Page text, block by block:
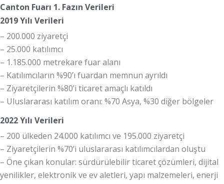
Canton Fuarı 1. Fazın Verileri
2019 Yılı Verileri
– 200.000 ziyaretçi
– 25.000 katılımcı
– 1.185.000 metrekare fuar alanı
– Katılımcıların %90’ı fuardan memnun ayrıldı
– Ziyaretçilerin %80’i ticaret amaçlı katıldı
– Uluslararası katılım oranı: %70 Asya, %30 diğer bölgeler
2022 Yılı Verileri
– 200 ülkeden 24.000 katılımcı ve 195.000 ziyaretçi
– Ziyaretçilerin %70’i uluslararası katılımcılardan oluştu
– Öne çıkan konular: sürdürülebilir ticaret çözümleri, dijital
yenilikler, elektronik ve ev aletleri, yapı malzemeleri, enerji